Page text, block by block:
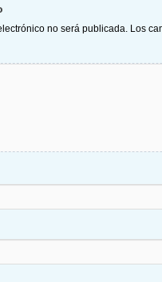
no será publicada. Los